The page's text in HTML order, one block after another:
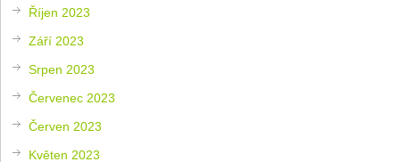
Říjen 2023
Září 2023
Srpen 2023
Červenec 2023
Červen 2023
Květen 2023